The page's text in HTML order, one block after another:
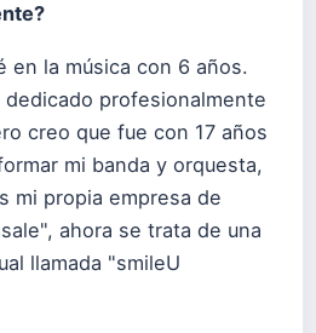
en la música con 6 años.
dedicado profesionalmente
creo que fue con 17 años
mi banda y orquesta,
mi propia empresa de
ahora se trata de una
llamada "smileU